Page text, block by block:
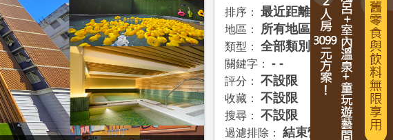
排序： 最近距離
地區： 所有地區
類型： 全部類別
關鍵字： - -
評分： 不設限
收藏： 不設限
搜尋： 不設限
過濾排除： 結束營業